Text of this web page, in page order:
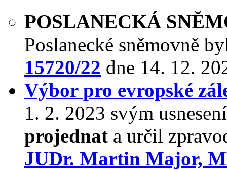
POSLANECKÁ
Poslanecké sněmovně
15720/22 dne 14. 12.
Výbor pro evropské
1. 2. 2023 svým
projednat a určil
JUDr. Martin Major,